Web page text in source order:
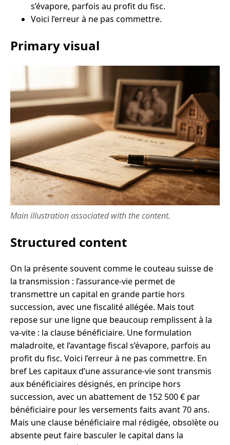
s’évapore, parfois au profit du fisc.
Voici l’erreur à ne pas commettre.
Primary visual
Main illustration associated with the content.
Structured content
On la présente souvent comme le couteau suisse de
la transmission : l’assurance-vie permet de
transmettre un capital en grande partie hors
succession, avec une fiscalité allégée. Mais tout
repose sur une ligne que beaucoup remplissent à la
va-vite : la clause bénéficiaire. Une formulation
maladroite, et l’avantage fiscal s’évapore, parfois au
profit du fisc. Voici l’erreur à ne pas commettre. En
bref Les capitaux d’une assurance-vie sont transmis
aux bénéficiaires désignés, en principe hors
succession, avec un abattement de 152 500 € par
bénéficiaire pour les versements faits avant 70 ans.
Mais une clause bénéficiaire mal rédigée, obsolète ou
absente peut faire basculer le capital dans la